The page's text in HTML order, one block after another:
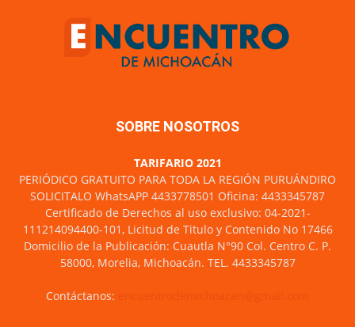
SOBRE NOSOTROS
TARIFARIO 2021
PERIÓDICO GRATUITO PARA TODA LA REGIÓN PURUÁNDIRO
SOLICITALO WhatsAPP 4433778501 Oficina: 4433345787
Certificado de Derechos al uso exclusivo: 04-2021-
111214094400-101, Licitud de Titulo y Contenido No 17466
Domicilio de la Publicación: Cuautla N°90 Col. Centro C. P.
58000, Morelia, Michoacán. TEL. 4433345787
Contáctanos: